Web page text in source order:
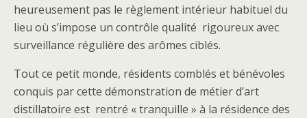
heureusement pas le règlement intérieur habituel du
lieu où s’impose un contrôle qualité rigoureux avec
surveillance régulière des arômes ciblés.
Tout ce petit monde, résidents comblés et bénévoles
conquis par cette démonstration de métier d’art
distillatoire est rentré « tranquille » à la résidence des